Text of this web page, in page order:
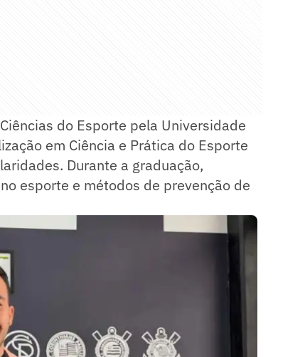
do Esporte pela Universidade
em Ciência e Prática do Esporte
Durante a graduação,
esporte e métodos de prevenção de